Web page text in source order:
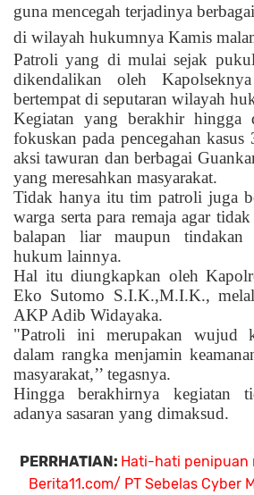
guna mencegah terjadinya
di wilayah hukumnya Kamis
Patroli yang di mulai sejak
dikendalikan oleh
bertempat di seputaran wilayah
Kegiatan yang berakhir
fokuskan pada pencegahan kasus
aksi tawuran dan berbagai
yang meresahkan masyarakat.
Tidak hanya itu tim patroli juga
warga serta para remaja agar
balapan liar maupun tindakan
hukum lainnya.
Hal itu diungkapkan oleh
Eko Sutomo S.I.K.,M.I.K.,
AKP Adib Widayaka.
"Patroli ini merupakan wujud
dalam rangka menjamin
masyarakat,’’ tegasnya.
Hingga berakhirnya kegiatan
adanya sasaran yang dimaksud.
PERRHATIAN: Hati-hati penipuan
Berita11.com/ PT Sebelas Cyber